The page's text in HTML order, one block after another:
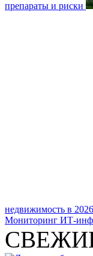
препараты и риски
недвижимость в
Мониторинг ИТ-